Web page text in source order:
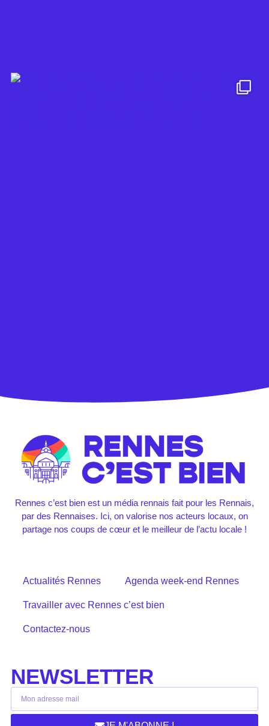
Rennes c’est bien est un média rennais fait pour les Rennais,
par des Rennaises. Ici, on valorise nos acteurs locaux, on
partage nos coups de cœur et le meilleur de l’actu locale !
Actualités Rennes Agenda week-end Rennes
Travailler avec Rennes c’est bien
Contactez-nous
NEWSLETTER